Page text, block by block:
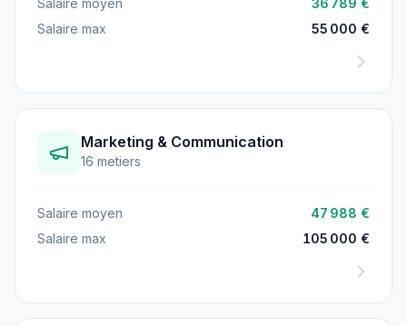
Salaire moyen
36 789 €
Salaire max
55 000 €
Marketing & Communication
16 metiers
Salaire moyen
47 988 €
Salaire max
105 000 €